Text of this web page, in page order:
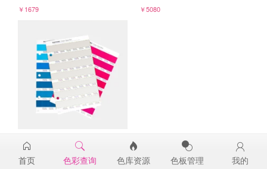
￥1679
￥5080
13-0000TPG
￥98
首页 色彩查询 色库资源 色板管理 我的